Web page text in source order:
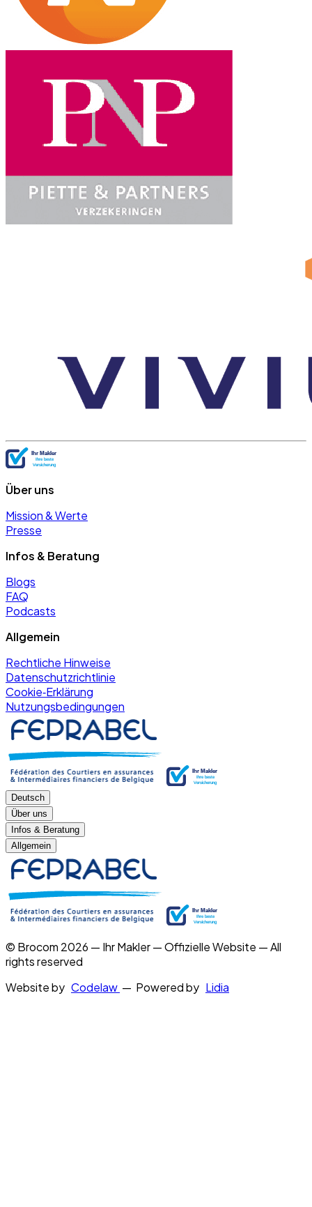
Über uns
Mission & Werte
Presse
Infos & Beratung
Blogs
FAQ
Podcasts
Allgemein
Rechtliche Hinweise
Datenschutzrichtlinie
Cookie‑Erklärung
Nutzungsbedingungen
Deutsch
Über uns
Infos & Beratung
Allgemein
© Brocom 2026 — Ihr Makler — Offizielle Website — All
rights reserved
Website by Codelaw — Powered by Lidia